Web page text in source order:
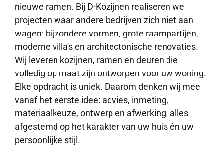
nieuwe ramen. Bij D-Kozijnen realiseren we
projecten waar andere bedrijven zich niet aan
wagen: bijzondere vormen, grote raampartijen,
moderne villa's en architectonische renovaties.
Wij leveren kozijnen, ramen en deuren die
volledig op maat zijn ontworpen voor uw woning.
Elke opdracht is uniek. Daarom denken wij mee
vanaf het eerste idee: advies, inmeting,
materiaalkeuze, ontwerp en afwerking, alles
afgestemd op het karakter van uw huis én uw
persoonlijke stijl.